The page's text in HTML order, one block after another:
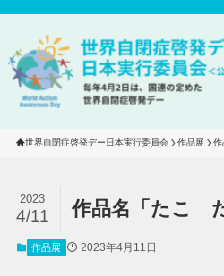
世界自閉症啓発デー日本実行委員会 作品展 作
作品名「たこ
2023
4/11
作品展 2023年4月11日